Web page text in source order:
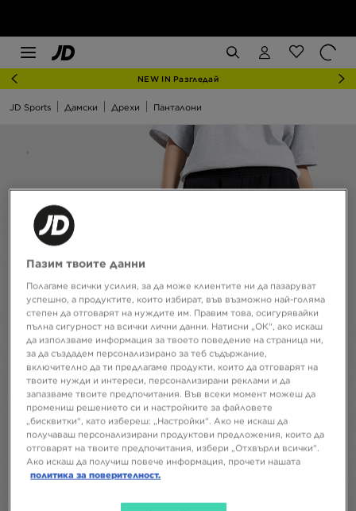
NEW IN Разгледай
JD Sports Дамски Дрехи Панталони
Пазим твоите данни
Полагаме всички усилия, за да може клиентите ни да пазаруват
успешно, а продуктите, които избират, във възможно най-голяма
степен да отговарят на нуждите им. Правим това, осигурявайки
пълна сигурност на всички лични данни. Натисни „ОК“, ако искаш
да използваме информация за твоето поведение на страница ни,
за да създадем персонализирано за теб съдържание,
включително да ти предлагаме продукти, които да отговарят на
твоите нужди и интереси, персонализирани реклами и да
запазваме твоите предпочитания. Във всеки момент можеш да
промениш решението си и настройките за файловете
„бисквитки“, като избереш: „Настройки“. Ако не искаш да
получаваш персонализирани продуктови предложения, които да
отговарят на твоите предпочитания, избери „Отхвърли всички“.
Ако искаш да получиш повече информация, прочети нашата
политика за поверителност.